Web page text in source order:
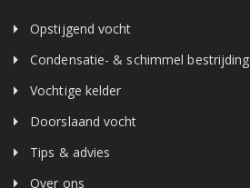
Opstijgend vocht
Condensatie- & schimmel bestrijding
Vochtige kelder
Doorslaand vocht
Tips & advies
Over ons